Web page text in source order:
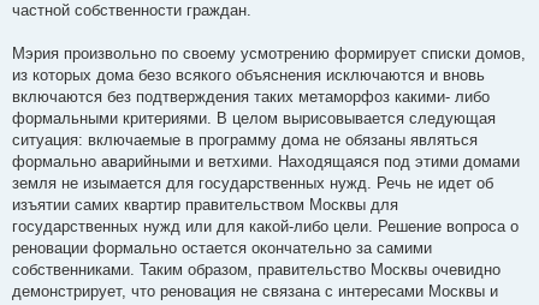
частной собственности граждан.
Мэрия произвольно по своему усмотрению формирует списки домов,
из которых дома безо всякого объяснения исключаются и вновь
включаются без подтверждения таких метаморфоз какими- либо
формальными критериями. В целом вырисовывается следующая
ситуация: включаемые в программу дома не обязаны являться
формально аварийными и ветхими. Находящаяся под этими домами
земля не изымается для государственных нужд. Речь не идет об
изъятии самих квартир правительством Москвы для
государственных нужд или для какой-либо цели. Решение вопроса о
реновации формально остается окончательно за самими
собственниками. Таким образом, правительство Москвы очевидно
демонстрирует, что реновация не связана с интересами Москвы и